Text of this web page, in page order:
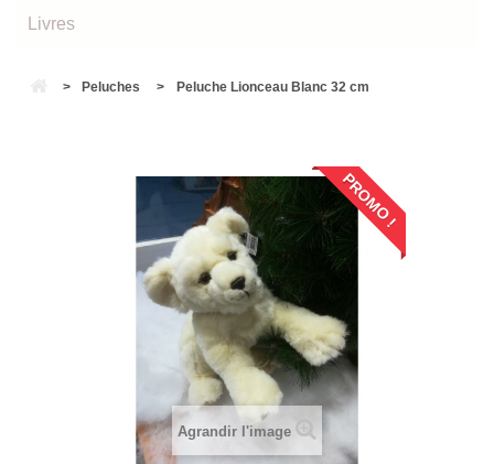
Livres
> Peluches > Peluche Lionceau Blanc 32 cm
PROMO !
Agrandir l'image